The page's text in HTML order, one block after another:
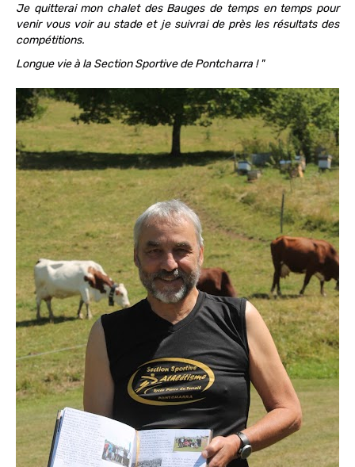
Je quitterai mon chalet des Bauges de temps en temps pour
venir vous voir au stade et je suivrai de près les résultats des
compétitions.
Longue vie à la Section Sportive de Pontcharra ! "